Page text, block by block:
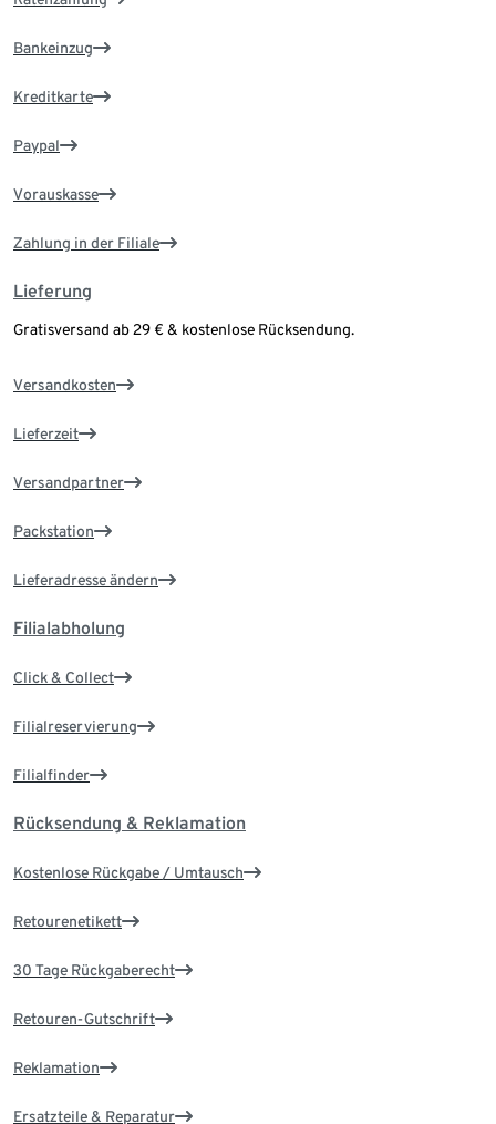
Bankeinzug
Kreditkarte
Paypal
Vorauskasse
Zahlung in der Filiale
Lieferung
Gratisversand ab 29 € & kostenlose Rücksendung.
Versandkosten
Lieferzeit
Versandpartner
Packstation
Lieferadresse ändern
Filialabholung
Click & Collect
Filialreservierung
Filialfinder
Rücksendung & Reklamation
Kostenlose Rückgabe / Umtausch
Retourenetikett
30 Tage Rückgaberecht
Retouren-Gutschrift
Reklamation
Ersatzteile & Reparatur